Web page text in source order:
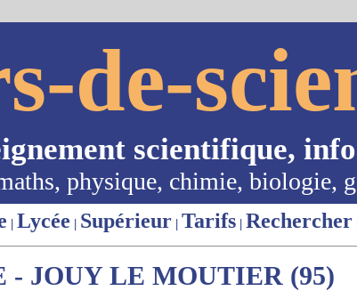
de-
scientifique,
physique, chimie, biologie,
| Lycée | Supérieur | Tarifs | Rechercher
- JOUY LE MOUTIER (95)